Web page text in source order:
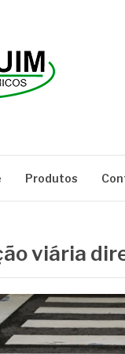
Produtos
viária